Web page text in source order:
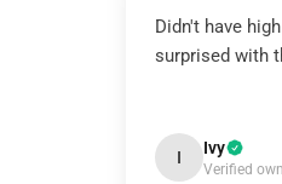
Didn't have
surprised with
I Ivy
Verified